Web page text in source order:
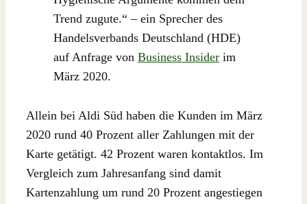
Trend zugute.“ – ein Sprecher des
Handelsverbands Deutschland (HDE)
auf Anfrage von Business Insider im
März 2020.
Allein bei Aldi Süd haben die Kunden im März
2020 rund 40 Prozent aller Zahlungen mit der
Karte getätigt. 42 Prozent waren kontaktlos. Im
Vergleich zum Jahresanfang sind damit
Kartenzahlung um rund 20 Prozent angestiegen